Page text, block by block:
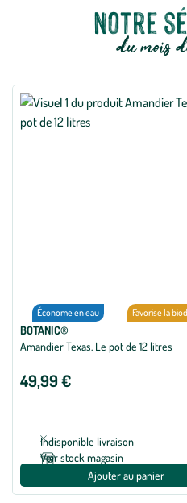
Notre
du mois
Économe en eau Favorise la
BOTANIC®
Amandier Texas. Le pot de 12 litres
49,99 €
Indisponible livraison
Voir stock magasin
Ajouter au panier